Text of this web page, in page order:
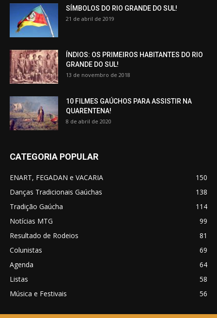
SÍMBOLOS DO RIO GRANDE DO SUL!
21 de abril de 2019
ÍNDIOS: OS PRIMEIROS HABITANTES DO RIO
GRANDE DO SUL!
13 de novembro de 2018
10 FILMES GAÚCHOS PARA ASSISTIR NA
QUARENTENA!
8 de abril de 2020
CATEGORIA POPULAR
ENART, FEGADAN e VACARIA
150
Danças Tradicionais Gaúchas
138
Tradição Gaúcha
114
Notícias MTG
99
Resultado de Rodeios
81
Colunistas
69
Agenda
64
Listas
58
Música e Festivais
56